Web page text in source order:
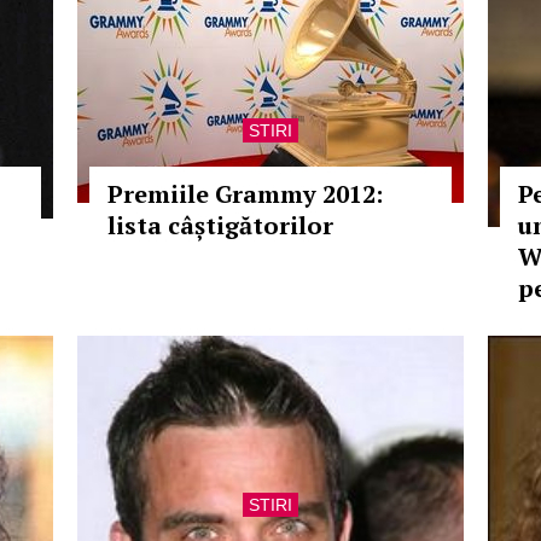
STIRI
Premiile Grammy 2012:
lista câștigătorilor
STIRI